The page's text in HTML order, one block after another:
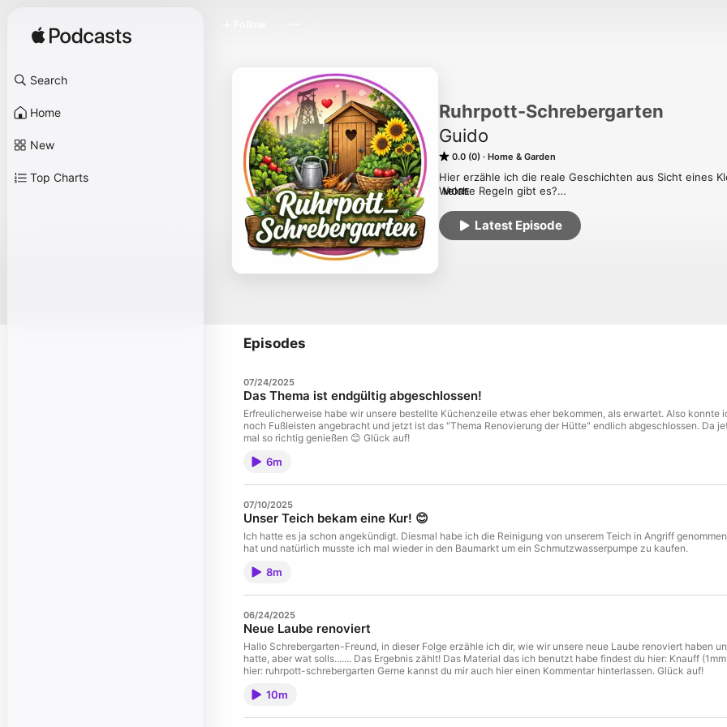
Search
Home
New
Top Charts
Ruhrpott-Schrebergarten
Guido
0.0 (0) Home & Garden
Hier erzähle ich die reale Geschichten aus Sicht eines
Welche Regeln gibt es?
Was gibt`s neues aus dem Vereinsleben?
usw.
MORE
Latest Episode
Episodes
07/24/2025
Das Thema ist endgültig abgeschlossen!
Erfreulicherweise habe wir unsere bestellte Küchenzeile etwas eher bekommen, als erwartet. Also konnte
noch Fußleisten angebracht und jetzt ist das "Thema Renovierung der Hütte" endlich abgeschlossen. Da
mal so richtig genießen 😊 Glück auf!
6m
07/10/2025
Unser Teich bekam eine Kur! 😊
Ich hatte es ja schon angekündigt. Diesmal habe ich die Reinigung von unserem Teich in Angriff
hat und natürlich musste ich mal wieder in den Baumarkt um ein Schmutzwasserpumpe zu kaufen.
8m
06/24/2025
Neue Laube renoviert
Hallo Schrebergarten-Freund, in dieser Folge erzähle ich dir, wie wir unsere neue Laube renoviert haben
hatte, aber wat solls....... Das Ergebnis zählt! Das Material das ich benutzt habe findest du hier: Knauff
hier: ruhrpott-schrebergarten Gerne kannst du mir auch hier einen Kommentar hinterlassen. Glück auf!
10m